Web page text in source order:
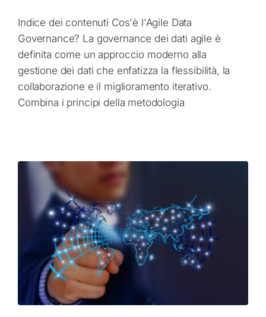
Indice dei contenuti Cos'è l'Agile Data
Governance? La governance dei dati agile è
definita come un approccio moderno alla
gestione dei dati che enfatizza la flessibilità, la
collaborazione e il miglioramento iterativo.
Combina i principi della metodologia